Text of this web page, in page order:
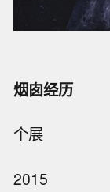
烟囱经历
个展
2015